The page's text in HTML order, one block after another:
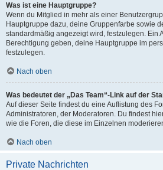
Was ist eine Hauptgruppe?
Wenn du Mitglied in mehr als einer
Hauptgruppe dazu, deine Gruppenfarbe sowie
standardmäßig angezeigt wird, festzulegen. Ein
Berechtigung geben, deine Hauptgruppe im
festzulegen.
Nach oben
Was bedeutet der „Das Team“-Link auf der
Auf dieser Seite findest du eine Auflistung des
Administratoren, der Moderatoren. Du findest
wie die Foren, die diese im Einzelnen
Nach oben
Private Nachrichten